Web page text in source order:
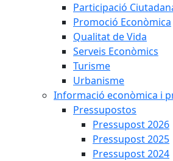
Participació
Promoció Econòmica
Qualitat de Vida
Serveis Econòmics
Turisme
Urbanisme
Informació econòmica i
Pressupostos
Pressupost 2026
Pressupost 2025
Pressupost 2024